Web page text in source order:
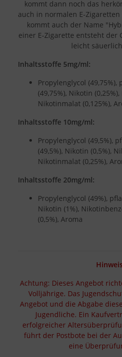
kommt dann noch das
auch in normalen E-
kommt auch der Name
einer E-Zigarette entsteht der
leicht
Inhaltsstoffe 5mg/ml:
Propylenglycol
(49,75%), Nikotin
Nikotinmalat (0,125%),
Inhaltsstoffe 10mg/ml:
Propylenglycol (49,5%),
(49,5%), Nikotin (0,5%),
Nikotinmalat (0,25%),
Inhaltsstoffe 20mg/ml:
Propylenglycol (49%),
Nikotin (1%),
(0,5%), Aroma
Achtung: Dieses Angebot
Volljährige. Das
Angebot und die Abgabe
Jugendliche. Ein
erfolgreicher
führt der Postbote bei der
eine